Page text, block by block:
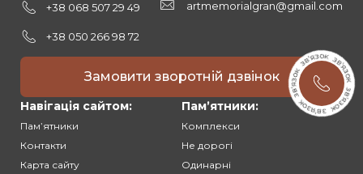
+38 068 507 29 49
+38 050 266 98 72
artmemorialgran@gmail.com
Замовити зворотній дзвінок
Навігація сайтом:
Памʼятники
Контакти
Карта сайту
Памʼятники:
Комплекси
Не дорогі
Одинарні